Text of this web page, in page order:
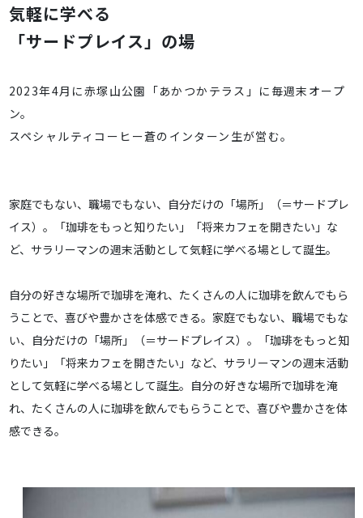
気軽に学べる
「サードプレイス」の場
2023年4月に赤塚山公園「あかつかテラス」に毎週末オープ
ン。
スペシャルティコーヒー蒼のインターン生が営む。
家庭でもない、職場でもない、自分だけの「場所」（＝サードプレ
イス）。「珈琲をもっと知りたい」「将来カフェを開きたい」な
ど、サラリーマンの週末活動として気軽に学べる場として誕生。
自分の好きな場所で珈琲を淹れ、たくさんの人に珈琲を飲んでもら
うことで、喜びや豊かさを体感できる。家庭でもない、職場でもな
い、自分だけの「場所」（＝サードプレイス）。「珈琲をもっと知
りたい」「将来カフェを開きたい」など、サラリーマンの週末活動
として気軽に学べる場として誕生。自分の好きな場所で珈琲を淹
れ、たくさんの人に珈琲を飲んでもらうことで、喜びや豊かさを体
感できる。